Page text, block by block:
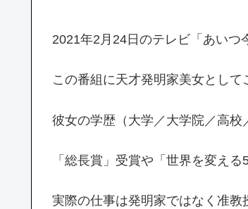
2021年2月24日のテレビ「あいつ
この番組に天才発明家美女として
彼女の学歴（大学／大学院／高校
「総長賞」受賞や「世界を変え
実際の仕事は発明家ではなく准教